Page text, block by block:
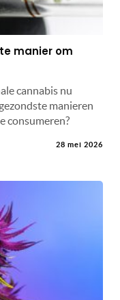
manier om
cannabis nu
manieren
consumeren?
28 mei 2026